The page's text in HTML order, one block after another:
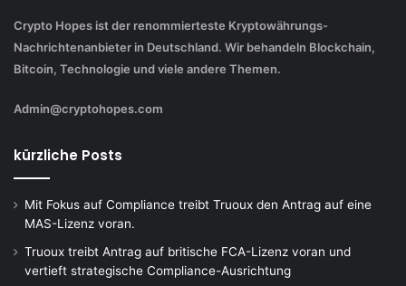
Crypto Hopes ist der renommierteste Kryptowährungs-
Nachrichtenanbieter in Deutschland. Wir behandeln Blockchain,
Bitcoin, Technologie und viele andere Themen.
Admin@cryptohopes.com
kürzliche Posts
Mit Fokus auf Compliance treibt Truoux den Antrag auf eine
MAS-Lizenz voran.
Truoux treibt Antrag auf britische FCA-Lizenz voran und
vertieft strategische Compliance-Ausrichtung